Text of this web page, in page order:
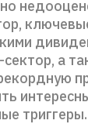
а
триггеры.